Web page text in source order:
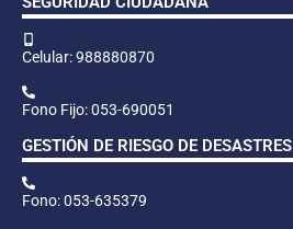
Celular: 988880870
Fono Fijo: 053-690051
GESTIÓN DE RIESGO DE DESASTRES
Fono: 053-635379